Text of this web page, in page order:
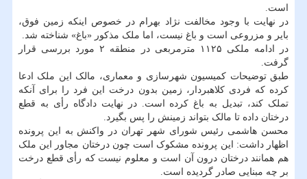
است.
در نهایت با وجود مخالفت نژاد بهرام در خصوص اینکه زمین فوق،
بایر و مزروعی است و باغ نیست، اما ملک مذکور «باغ» شناخته شد.
در ادامه ملکی ۱۱۲۵ مترمربعی در منطقه ۲ مورد بررسی قرار
گرفت.
طبق توضیحات کمیسیون شهرسازی و معماری، مالک این ملک ادعا
کرده که فردی کلاهبردار، زمین بدون درخت این فرد را برای آنکه
تملک کند، تبدیل به باغ کرده است. در نهایت دادگاه رأی به قطع
درختان داده تا مالک بتواند زمینش را پس بگیرد.
محسن هاشمی رئیس شورای شهر تهران در واکنش به این پرونده
اظهار داشت: این پرونده مشکوک است چون درختان مجاور این ملک
هم همانند درختان درون آن است و معلوم نیست که رأی قطع درخت
بر چه مبنایی صادر گردیده است.